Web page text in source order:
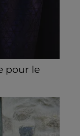
pour le
de Pau.